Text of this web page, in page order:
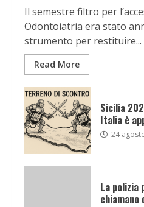
Il semestre filtro per
Odontoiatria era stato
strumento per restituire...
Read More
Sicilia
Italia è
24
La polizia
chiamano